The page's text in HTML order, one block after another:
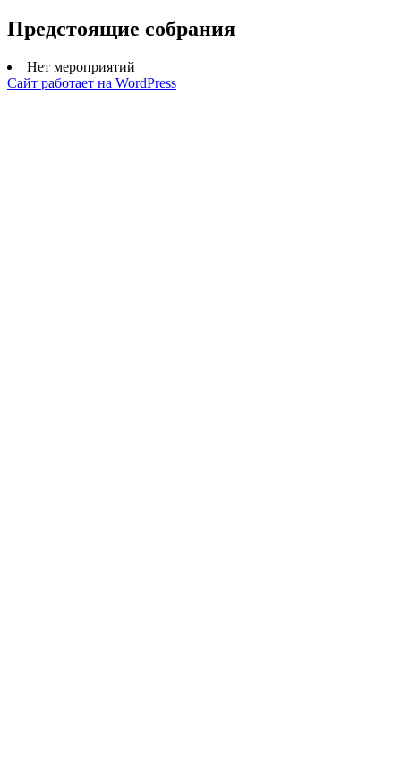
Предстоящие собрания
Нет мероприятий
Сайт работает на WordPress